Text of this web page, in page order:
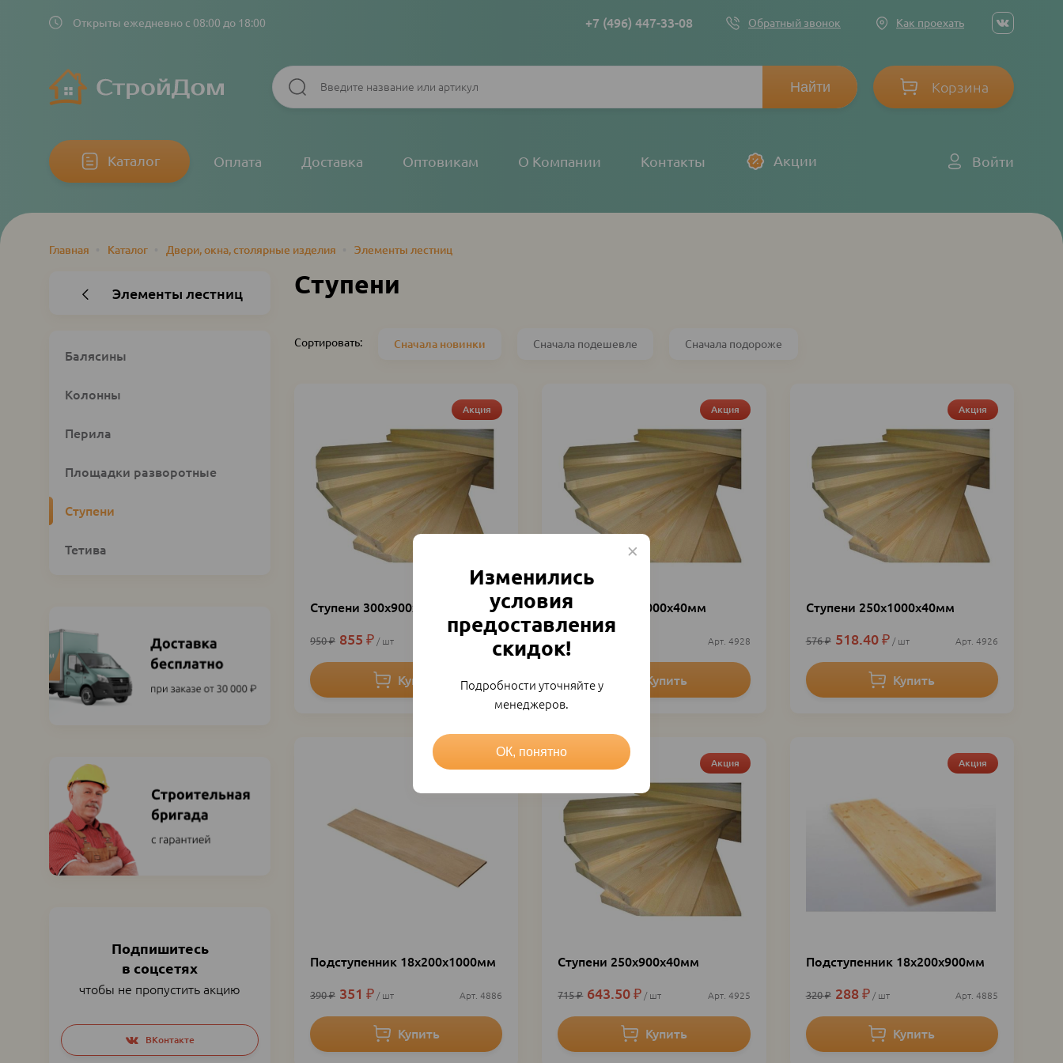
Открыты ежедневно с 08:00 до 18:00 +7 (496) 447-33-08 Обратный звонок Как проехать
Social
links
Корзина
Основная
навигация
Каталог Оплата Доставка Оптовикам О Компании Контакты Акции
LogВойти
Строка
Главная Каталог Двери, окна, столярные изделия Элементы лестниц
Элементы лестниц
Custom
block
Балясины
Колонны
Перила
Площадки разворотные
Ступени
Тетива
Подпишитесь
в соцсетях
чтобы не пропустить акцию
Social
networks
links
ВКонтакте
Ступени
Сортировать: Сначала новинки Сначала подешевле Сначала подороже
Акция
Ступени 300х900х40мм
950 ₽ 855 ₽ шт
Акция
Ступени 300х1000х40мм
1 090 4928
Акция
Ступени 250х1000х40мм
576 ₽ 518.40 ₽ шт 4926
Подступенник 18х200х1000мм
390 ₽ 351 ₽ шт 4886
Акция
Ступени 250х900х40мм
715 ₽ 643.50 ₽ шт 4925
Акция
Подступенник 18х200х900мм
320 ₽ 288 ₽ шт 4885
Изменились
условия
предоставления
скидок!
Подробности уточняйте у
менеджеров.
ОК, понятно